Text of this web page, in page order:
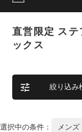
直営限定 ス
ックス
絞り込み
選択中の条件： メンズ